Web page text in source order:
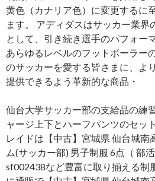
黄色（カナリア色）に変更するに
ます。 アディダスはサッカー業界
として、引き続き選手のパフォー
あらゆるレベルのフットボーラー
のサッカーを愛する皆さまに、よ
提供できるよう革新的な商品・
仙台大学サッカー部の支給品の練
ャージ上下とハーフパンツのセッ
レイドは【中古】宮城県 仙台城
ム(サッカー部) 男子制服 6点（ 部
sf002438など豊富に取り揃える制